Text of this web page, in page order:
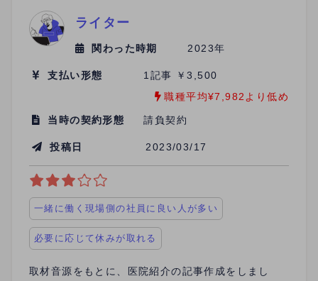
ライター
関わった時期 2023年
支払い形態
1記事 ￥3,500
職種平均¥7,982より低め
当時の契約形態 請負契約
投稿日 2023/03/17
一緒に働く現場側の社員に良い人が多い
必要に応じて休みが取れる
取材音源をもとに、医院紹介の記事作成をしまし